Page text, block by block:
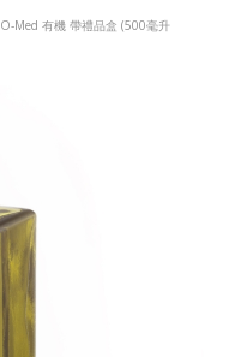
O-Med 有機 帶禮品盒 (500毫升